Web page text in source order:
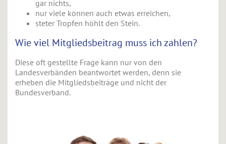
gar nichts,
nur viele können auch etwas erreichen,
steter Tropfen höhlt den Stein.
Wie viel Mitgliedsbeitrag muss ich zahlen?
Diese oft gestellte Frage kann nur von den
Landesverbänden beantwortet werden, denn sie
erheben die Mitgliedsbeiträge und nicht der
Bundesverband.